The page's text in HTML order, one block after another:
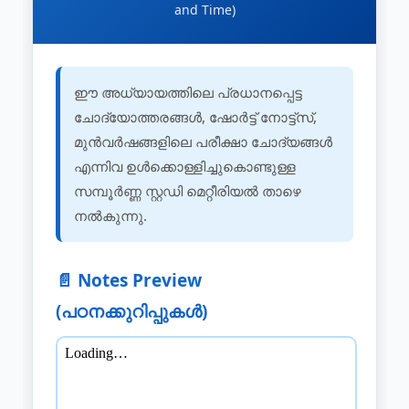
and Time)
ഈ അധ്യായത്തിലെ പ്രധാനപ്പെട്ട
ചോദ്യോത്തരങ്ങൾ, ഷോർട്ട് നോട്ട്സ്,
മുൻവർഷങ്ങളിലെ പരീക്ഷാ ചോദ്യങ്ങൾ
എന്നിവ ഉൾക്കൊള്ളിച്ചുകൊണ്ടുള്ള
സമ്പൂർണ്ണ സ്റ്റഡി മെറ്റീരിയൽ താഴെ
നൽകുന്നു.
📄 Notes Preview
(പഠനക്കുറിപ്പുകൾ)